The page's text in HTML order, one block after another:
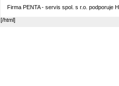
Firma PENTA - servis spol. s r.o. podporuje
[/html]